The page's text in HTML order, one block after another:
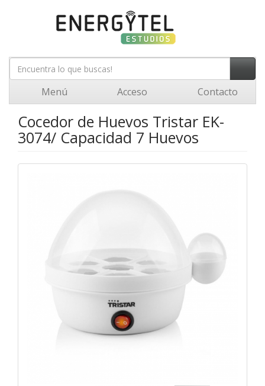
Menú Acceso Contacto
Cocedor de Huevos Tristar EK-
3074/ Capacidad 7 Huevos